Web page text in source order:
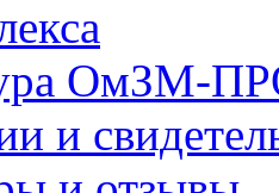
ОмЗМ-
и